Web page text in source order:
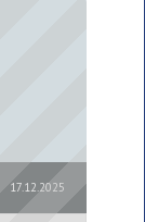
17.12.2025